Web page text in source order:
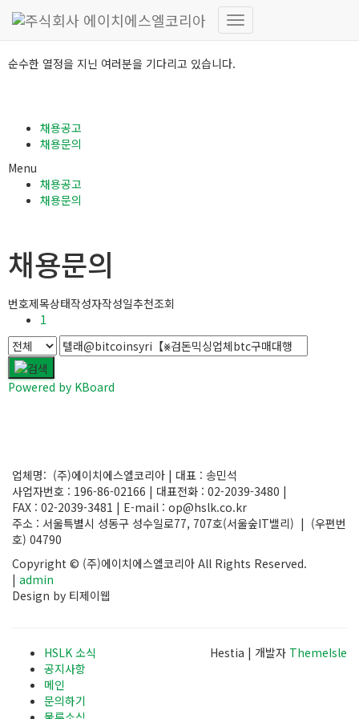
내
RECRUIT
순수한 열정을 지닌 여러분을 기다리고 있습니다.
채용공고
채용문의
Menu
채용공고
채용문의
채용문의
번호제목상태작성자작성일추천조회
1
Powered by KBoard
업체명: (주)에이치에스엘코리아 | 대표 : 송민석
사업자번호 : 196-86-02166 | 대표전화 : 02-2039-3480 |
FAX : 02-2039-3481 | E-mail : op@hslk.co.kr
주소 : 서울특별시 성동구 성수일로77, 707호(서울숲IT밸리) | (우편번
호) 04790
Copyright © (주)에이치에스엘코리아 All Rights Reserved.
| admin
Design by 티제이웹
HSLK 소식
공지사항
메인
문의하기
Hestia | 개발자 ThemeIsle